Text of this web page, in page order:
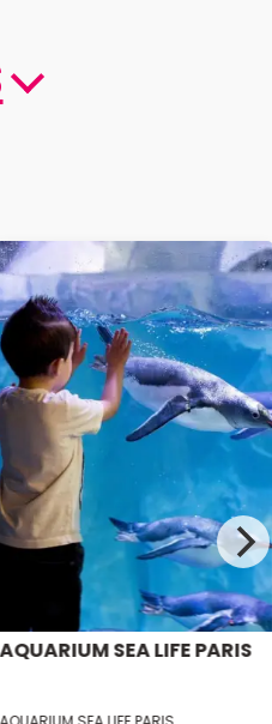
AQUARIUM SEA LIFE PARIS